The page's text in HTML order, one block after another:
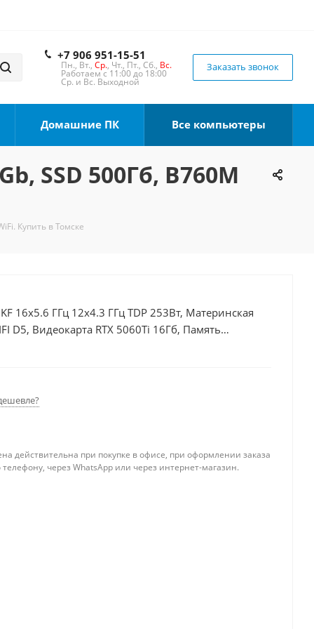
+7 906 951-15-51
Пн., Вт., Ср., Чт., Пт., Сб., Вс.
Работаем с 11:00 до 18:00
Ср. и Вс. Выходной
Заказать звонок
Домашние ПК Все компьютеры
SSD 500Гб, B760M
Купить в Томске
16x5.6 ГГц 12x4.3 ГГц TDP 253Вт, Материнская
D5, Видеокарта RTX 5060Ti 16Гб, Память
действительна при покупке в офисе, при оформлении заказа
телефону, через WhatsApp или через интернет-магазин.